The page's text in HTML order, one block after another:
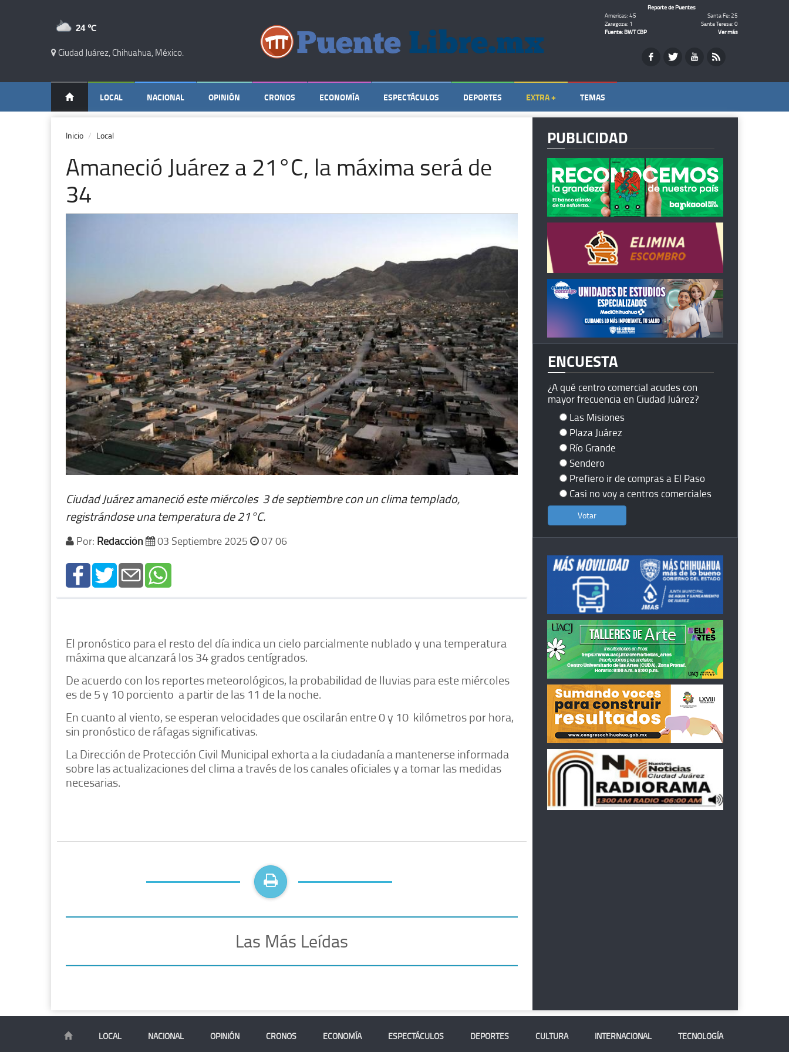
24 ℃
Ciudad Juárez, Chihuahua, México.
Reporte de Puentes
Americas: 45
Santa Fe: 25
Zaragoza: 1
Santa Teresa: 0
Fuente: BWT CBP
Ver más
LOCAL NACIONAL OPINIÓN CRONOS ECONOMÍA ESPECTÁCULOS DEPORTES EXTRA + TEMAS
Inicio Local
Amaneció Juárez a 21°C, la máxima será de
34
Ciudad Juárez amaneció este miércoles 3 de septiembre con un clima templado,
registrándose una temperatura de 21°C.
Por: Redacción 03 Septiembre 2025 07 06
El pronóstico para el resto del día indica un cielo parcialmente nublado y una temperatura
máxima que alcanzará los 34 grados centígrados.
De acuerdo con los reportes meteorológicos, la probabilidad de lluvias para este miércoles
es de 5 y 10 porciento a partir de las 11 de la noche.
En cuanto al viento, se esperan velocidades que oscilarán entre 0 y 10 kilómetros por hora,
sin pronóstico de ráfagas significativas.
La Dirección de Protección Civil Municipal exhorta a la ciudadanía a mantenerse informada
sobre las actualizaciones del clima a través de los canales oficiales y a tomar las medidas
necesarias.
Las Más Leídas
PUBLICIDAD
ENCUESTA
¿A qué centro comercial acudes con
mayor frecuencia en Ciudad Juárez?
Las Misiones
Plaza Juárez
Río Grande
Sendero
Prefiero ir de compras a El Paso
Casi no voy a centros comerciales
LOCAL NACIONAL OPINIÓN CRONOS ECONOMÍA ESPECTÁCULOS DEPORTES CULTURA INTERNACIONAL TECNOLOGÍA